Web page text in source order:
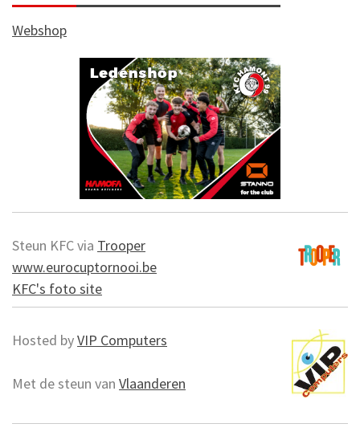
Webshop
Steun KFC via Trooper
www.eurocuptornooi.be
KFC's foto site
Hosted byVIP Computers
Met de steun van Vlaanderen